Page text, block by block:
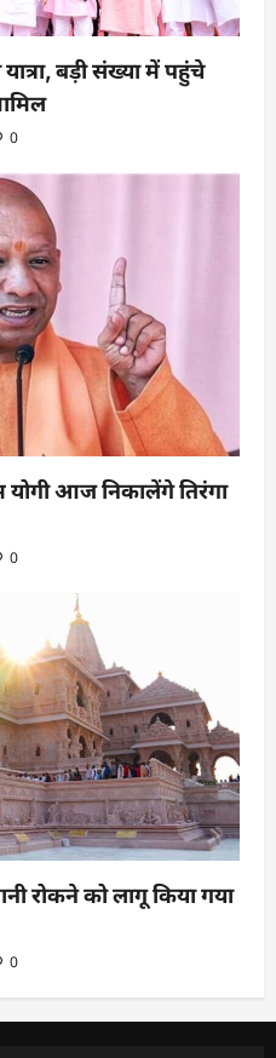
बड़ी संख्या में पहुंचे
0
योगी आज निकालेंगे तिरंगा
0
रोकने को लागू किया गया
0